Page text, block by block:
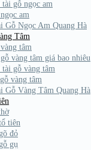
tài gỗ ngọc am
am
Gỗ Ngọc Am Quang Hà
Tâm
tâm
vàng tâm giá bao nhiêu
tài gỗ vàng tâm
vàng tâm
Gỗ Vàng Tâm Quang Hà
tiên
đỏ
gụ